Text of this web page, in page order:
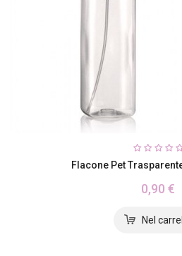
Flacone Pet
0,90 €